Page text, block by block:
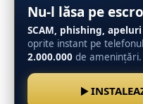
Nu-l lăsa pe
SCAM, phishing,
oprite instant pe
2.000.000 de amenințări.